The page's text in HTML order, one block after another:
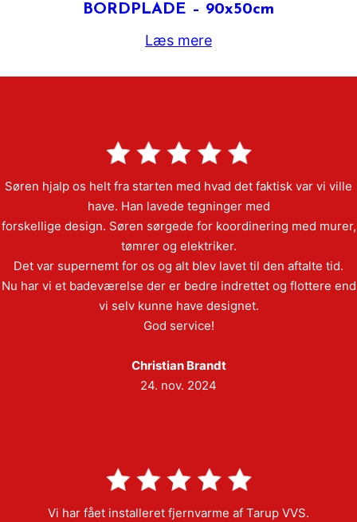
BORDPLADE – 90x50cm
Læs mere
Søren hjalp os helt fra starten med hvad det faktisk var vi ville
have. Han lavede tegninger med
forskellige design. Søren sørgede for koordinering med murer,
tømrer og elektriker.
Det var supernemt for os og alt blev lavet til den aftalte tid.
Nu har vi et badeværelse der er bedre indrettet og flottere end
vi selv kunne have designet.
God service!
Christian Brandt
24. nov. 2024
Vi har fået installeret fjernvarme af Tarup VVS.